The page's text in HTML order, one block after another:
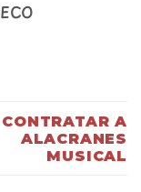
CONTRATAR A
ALACRANES
MUSICAL